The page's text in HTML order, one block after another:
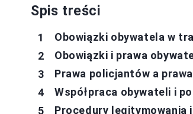
Spis treści
Obowiązki obywatela w
Obowiązki i prawa
Prawa policjantów a
Współpraca obywateli i
Procedury legitymowania